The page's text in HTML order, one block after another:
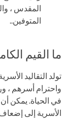
المقدس ،
المتوفين..
ما القيم
تولد التقاليد
واحترام أسرهم ،
في الحياة. يمكن
الأسرية إلى إضعاف